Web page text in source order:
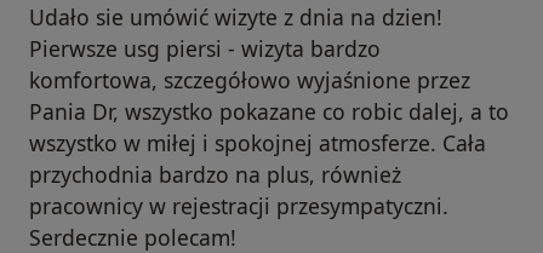
Udało sie umówić wizyte z dnia na dzien!
Pierwsze usg piersi - wizyta bardzo
komfortowa, szczegółowo wyjaśnione przez
Pania Dr, wszystko pokazane co robic dalej, a to
wszystko w miłej i spokojnej atmosferze. Cała
przychodnia bardzo na plus, również
pracownicy w rejestracji przesympatyczni.
Serdecznie polecam!